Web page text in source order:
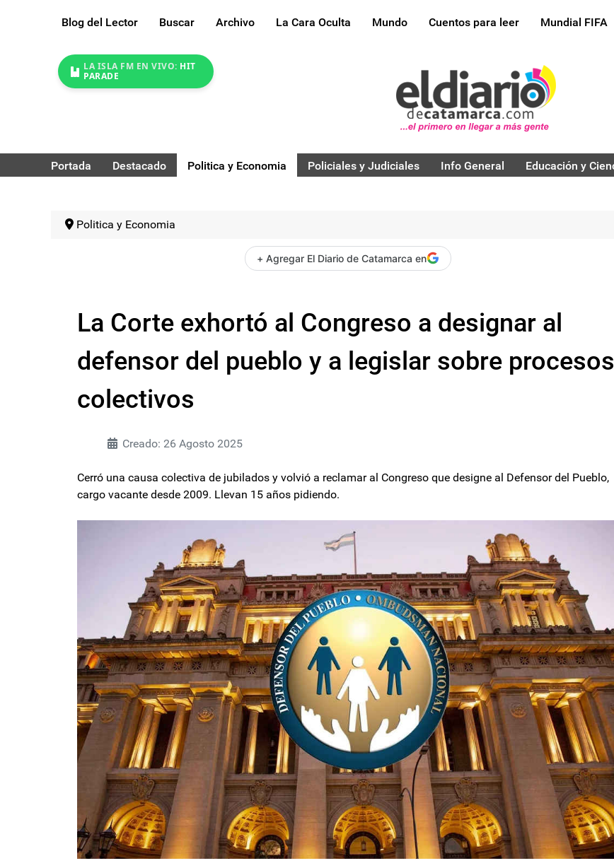
Blog del Lector Buscar Archivo La Cara Oculta Mundo Cuentos para leer Mundial FIFA
LA ISLA FM EN VIVO: HIT
PARADE
Portada Destacado Politica y Economia Policiales y Judiciales Info General Educación y
Politica y Economia
+ Agregar El Diario de Catamarca en
La Corte exhortó al Congreso a designar al
defensor del pueblo y a legislar sobre procesos
colectivos
Creado: 26 Agosto 2025
Cerró una causa colectiva de jubilados y volvió a reclamar al Congreso que designe al Defensor del Pueblo,
cargo vacante desde 2009. Llevan 15 años pidiendo.